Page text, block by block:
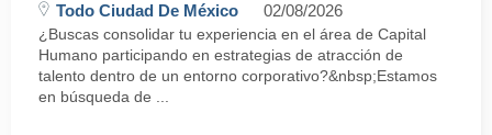
Todo Ciudad De México 02/08/2026
¿Buscas consolidar tu experiencia en el área de Capital
Humano participando en estrategias de atracción de
talento dentro de un entorno corporativo?&nbsp;Estamos
en búsqueda de ...